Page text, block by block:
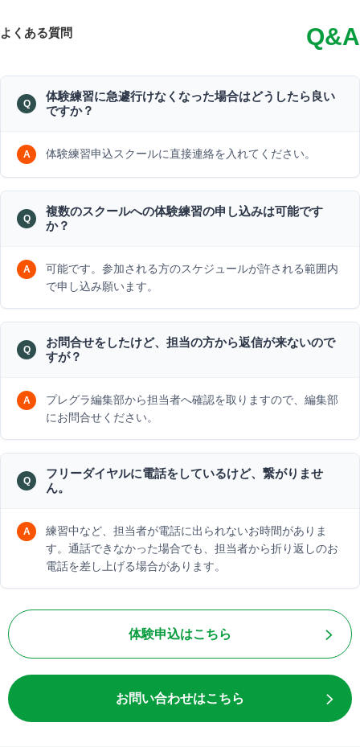
よくある質問 Q&A
体験練習に急遽行けなくなった場合はどうしたら良い
ですか？
体験練習申込スクールに直接連絡を入れてください。
複数のスクールへの体験練習の申し込みは可能です
か？
可能です。参加される方のスケジュールが許される範囲内
で申し込み願います。
お問合せをしたけど、担当の方から返信が来ないので
すが？
プレグラ編集部から担当者へ確認を取りますので、編集部
にお問合せください。
フリーダイヤルに電話をしているけど、繋がりませ
ん。
練習中など、担当者が電話に出られないお時間がありま
す。通話できなかった場合でも、担当者から折り返しのお
電話を差し上げる場合があります。
体験申込はこちら
お問い合わせはこちら